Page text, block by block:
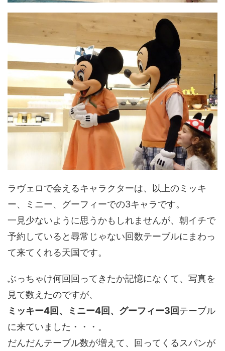
ラヴェロで会えるキャラクターは、以上のミッキ
ー、ミニー、グーフィーでの3キャラです。
一見少ないように思うかもしれませんが、朝イチで
予約していると尋常じゃない回数テーブルにまわっ
て来てくれる天国です。
ぶっちゃけ何回回ってきたか記憶になくて、写真を
見て数えたのですが、
ミッキー4回、ミニー4回、グーフィー3回テーブル
に来ていました・・・。
だんだんテーブル数が増えて、回ってくるスパンが